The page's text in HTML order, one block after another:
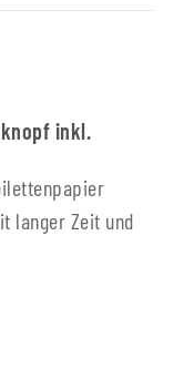
inkl.
langer Zeit und